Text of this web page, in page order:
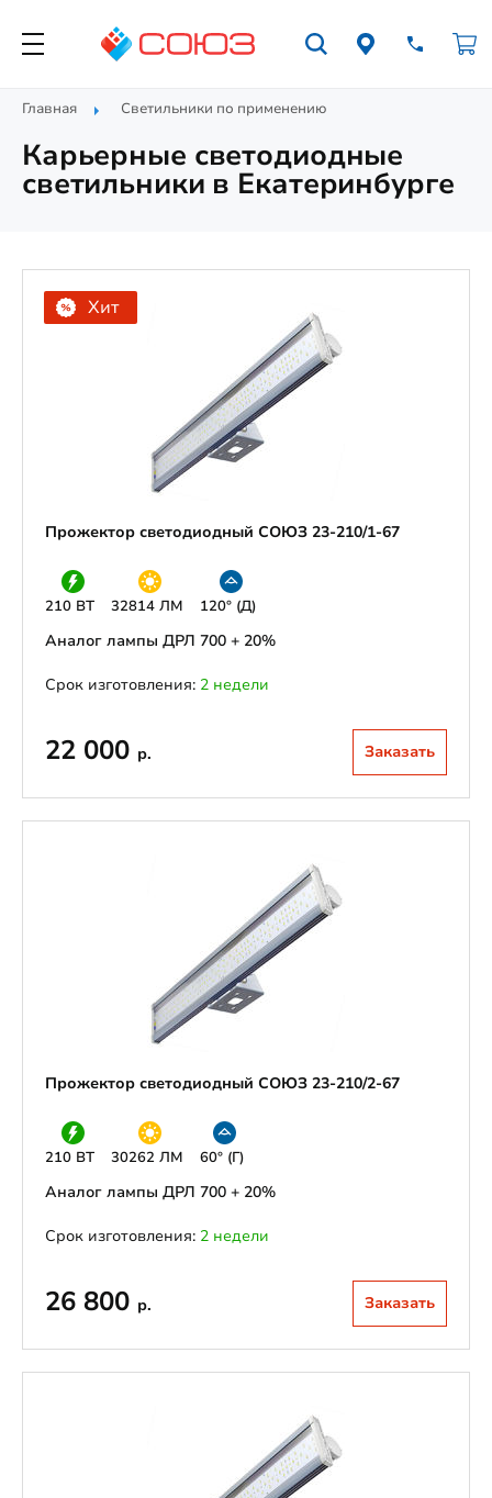
Главная Светильники по применению
Карьерные светодиодные
светильники в Екатеринбурге
Хит
Прожектор светодиодный СОЮЗ 23-210/1-67
210 ВТ 32814 ЛМ 120° (Д)
Аналог лампы ДРЛ 700 + 20%
Срок изготовления: 2 недели
22 000 р. Заказать
Прожектор светодиодный СОЮЗ 23-210/2-67
210 ВТ 30262 ЛМ 60° (Г)
Аналог лампы ДРЛ 700 + 20%
Срок изготовления: 2 недели
26 800 р. Заказать